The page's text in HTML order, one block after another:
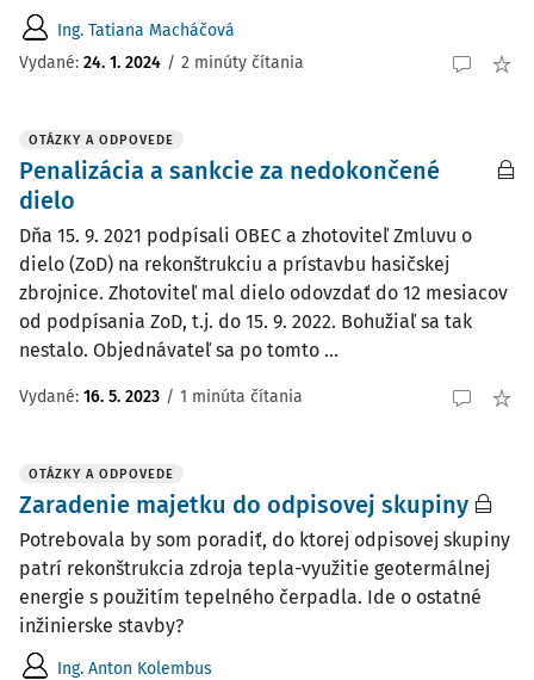
Ing. Tatiana Macháčová
Vydané: 24. 1. 2024 / 2 minúty čítania
OTÁZKY A ODPOVEDE
Penalizácia a sankcie za nedokončené
dielo
Dňa 15. 9. 2021 podpísali OBEC a zhotoviteľ Zmluvu o
dielo (ZoD) na rekonštrukciu a prístavbu hasičskej
zbrojnice. Zhotoviteľ mal dielo odovzdať do 12 mesiacov
od podpísania ZoD, t.j. do 15. 9. 2022. Bohužiaľ sa tak
nestalo. Objednávateľ sa po tomto ...
Vydané: 16. 5. 2023 / 1 minúta čítania
OTÁZKY A ODPOVEDE
Zaradenie majetku do odpisovej skupiny
Potrebovala by som poradiť, do ktorej odpisovej skupiny
patrí rekonštrukcia zdroja tepla-využitie geotermálnej
energie s použitím tepelného čerpadla. Ide o ostatné
inžinierske stavby?
Ing. Anton Kolembus